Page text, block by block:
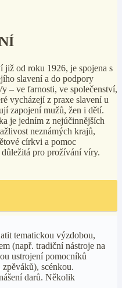
již od roku 1926, je spojena s
slavení a do podpory
– ve farnosti, ve společenství,
vycházejí z praxe slavení u
zapojení mužů, žen i dětí.
je jedním z nejúčinnějších
neznámých krajů,
církvi a pomoc
pro prožívání víry.
tematickou výzdobou,
(např. tradiční nástroje na
ustrojení pomocníků
scénkou.
darů. Několik